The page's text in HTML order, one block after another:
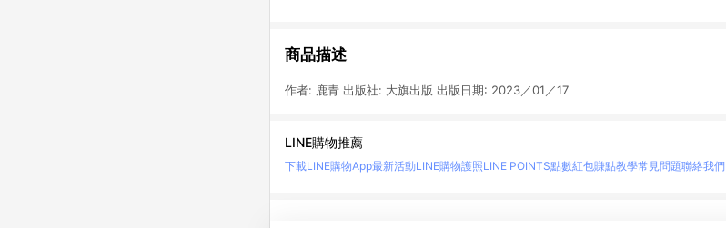
商品描述
作者: 鹿青 出版社: 大旗出版 出版日期: 2023／01／17
LINE購物推薦
下載LINE購物App最新活動LINE購物護照LINE POINTS點數紅包賺點教學常見問題聯絡我們